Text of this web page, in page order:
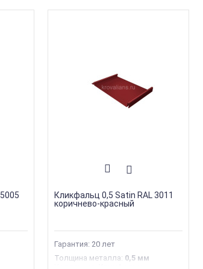
Кликфальц 0,5 Satin RAL 3011
коричнево-красный
Гарантия: 20 лет
Толщина металла: 0,5 мм